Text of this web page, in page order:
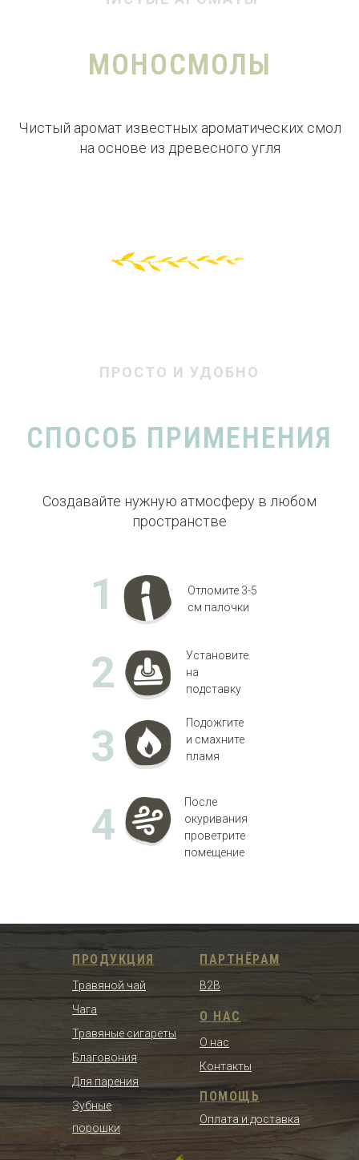
МОНОСМОЛЫ
Чистый аромат известных ароматических смол
на основе из древесного угля
ПРОСТО И УДОБНО
СПОСОБ ПРИМЕНЕНИЯ
Создавайте нужную атмосферу в любом
пространстве
4
3
2
1
После
окуривания
проветрите
помещение
Подожгите
и смахните
пламя
Установите
на
подставку
Отломите 3-5
см палочки
ПРОДУКЦИЯ ПАРТНЁРАМ
О НАС
ПОМОЩЬ
Оплата и доставка
Контакты
B2B
О нас
Благовония
Травяной чай
Травяные сигареты
Для парения
Зубные
порошки
Чага